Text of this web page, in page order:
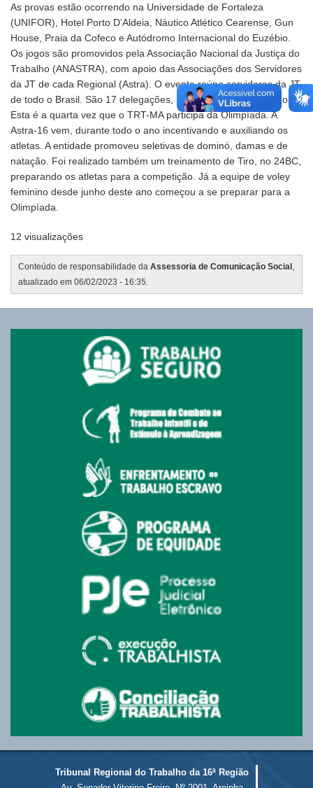
As provas estão ocorrendo na Universidade de Fortaleza
(UNIFOR), Hotel Porto D’Aldeia, Náutico Atlético Cearense, Gun
House, Praia da Cofeco e Autódromo Internacional do Euzébio.
Os jogos são promovidos pela Associação Nacional da Justiça do
Trabalho (ANASTRA), com apoio das Associações dos Servidores
da JT de cada Regional (Astra). O evento reúne servidores da JT
de todo o Brasil. São 17 delegações, representando 21 estados.
Esta é a quarta vez que o TRT-MA participa da Olimpíada. A
Astra-16 vem, durante todo o ano incentivando e auxiliando os
atletas. A entidade promoveu seletivas de dominó, damas e de
natação. Foi realizado também um treinamento de Tiro, no 24BC,
preparando os atletas para a competição. Já a equipe de voley
feminino desde junho deste ano começou a se preparar para a
Olimpíada.
12 visualizações
Conteúdo de responsabilidade da Assessoria de Comunicação Social ,
atualizado em 06/02/2023 - 16:35.
Tribunal Regional do Trabalho da 16ª Região